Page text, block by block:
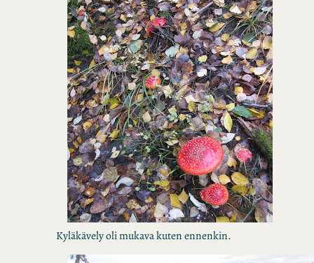
Kyläkävely oli mukava kuten ennenkin.